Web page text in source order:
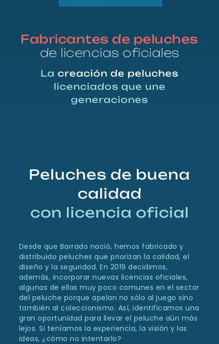
Fabricantes de peluches
de licencias oficiales
La creación de peluches
licenciados que une
generaciones
Peluches de buena
calidad
con licencia oficial
Desde que Barrado nació, hemos fabricado y
distribuido peluches que priorizan la calidad, el
diseño y la seguridad. En 2019 decidimos,
además, incorporar nuevas licencias oficiales,
algunas de ellas muy poco comunes en el sector
del peluche porque apelan no sólo al juego sino
también al coleccionismo. Así, identificamos una
gran oportunidad para llevar el peluche aún más
lejos. Si teníamos la experiencia, la visión y las
ideas, ¿cómo no intentarlo?